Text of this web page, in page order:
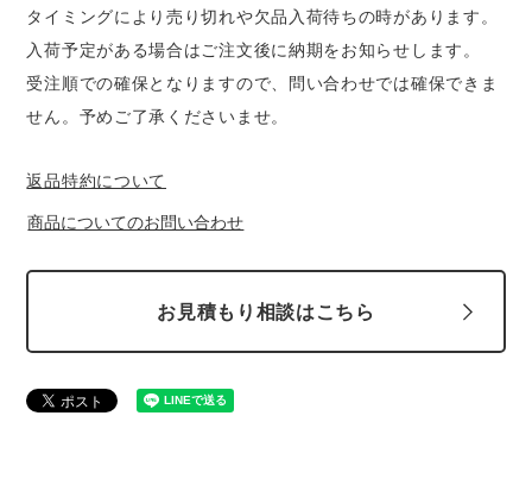
タイミングにより売り切れや欠品入荷待ちの時があります。
入荷予定がある場合はご注文後に納期をお知らせします。
受注順での確保となりますので、問い合わせでは確保できま
せん。予めご了承くださいませ。
返品特約について
商品についてのお問い合わせ
お見積もり相談はこちら